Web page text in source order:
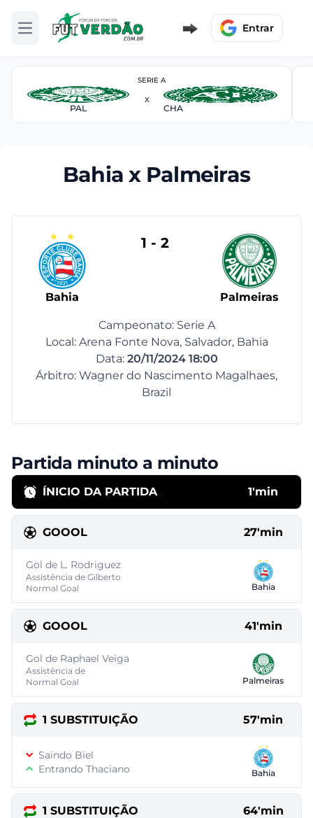
Abrir menu Entrar
SERIE A
PAL
X
CHA
Bahia x Palmeiras
Bahia
1 - 2
Palmeiras
Campeonato: Serie A
Local: Arena Fonte Nova, Salvador, Bahia
Data: 20/11/2024 18:00
Árbitro: Wagner do Nascimento Magalhaes,
Brazil
Partida minuto a minuto
ÍNICIO DA PARTIDA 1'min
GOOOL 27'min
Gol de L. Rodriguez
Assistência de Gilberto
Normal Goal
Bahia
GOOOL 41'min
Gol de Raphael Veiga
Assistência de
Normal Goal
Palmeiras
1 SUBSTITUIÇÃO 57'min
Saindo Biel
Entrando Thaciano
Bahia
1 SUBSTITUIÇÃO 64'min